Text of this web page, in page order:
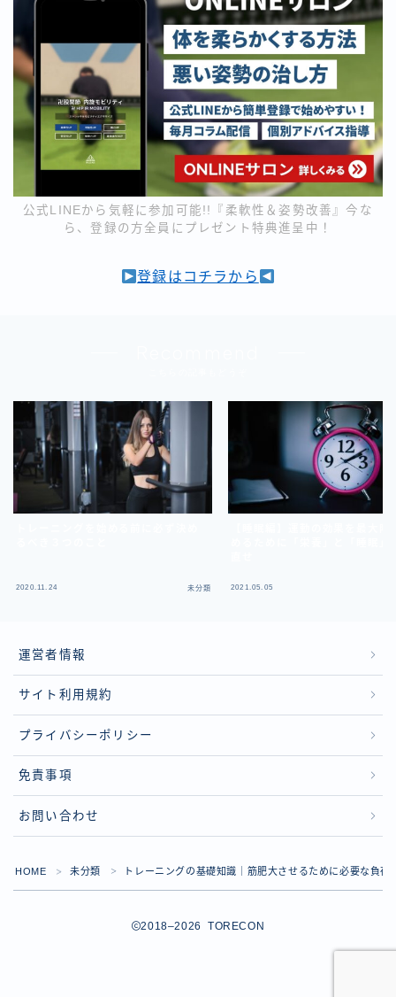
公式LINEから気軽に参加可能!!『柔軟性＆姿勢改善』今な
ら、登録の方全員にプレゼント特典進呈中！
登録はコチラから
2020.11.24 未分類 2021.05.05
運営者情報
サイト利用規約
プライバシーポリシー
免責事項
お問い合わせ
HOME ＞ 未分類 ＞ トレーニングの基礎知識｜筋肥大させるために必要な負
2018–2026 TORECON